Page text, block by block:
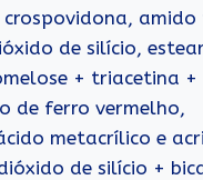
amido
de silício,
+ triacetina
de ferro vermelho,
metacrílico e
de silício +